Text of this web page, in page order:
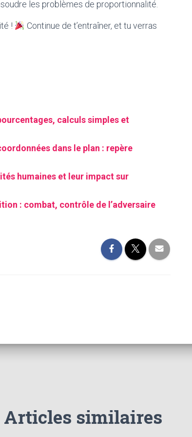
les problèmes de proportionnalité.
!
Continue de t’entraîner, et tu verras
calculs simples et
dans le plan : repère
humaines et leur impact sur
: combat, contrôle de l’adversaire
Articles similaires